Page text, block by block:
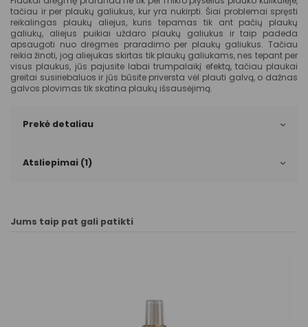
tačiau ir per plaukų galiukus, kur yra nukirpti. Šiai problemai spręsti
reikalingas plaukų aliejus, kuris tepamas tik ant pačių plaukų
galiukų, aliejus puikiai uždaro plaukų galiukus ir taip padeda
apsaugoti nuo drėgmės praradimo per plaukų galiukus. Tačiau
reikia žinoti, jog aliejukas skirtas tik plaukų galiukams, nes tepant per
visus plaukus, jūs pajusite labai trumpalaikį efektą, tačiau plaukai
greitai susiriebaluos ir jūs būsite priversta vėl plauti galvą, o dažnas
galvos plovimas tik skatina plaukų išsausėjimą.
Prekė detaliau
Atsliepimai (1)
Jums taip pat gali patikti